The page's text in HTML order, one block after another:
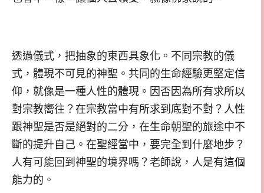
透過儀式，把抽象的東西具象化。不同宗教的儀
式，體現不可見的神聖。共同的生命經驗更堅定信
仰，就像是一種人性的體現。因否因為所有求所以
對宗教嚮往？在宗教當中有所求到底對不對？人性
跟神聖是否是絕對的二分，在生命朝聖的旅途中不
斷的提升自己。在聖經當中，要完全到什麼地步？
人有可能回到神聖的境界嗎？老師說，人是有這個
能力的。